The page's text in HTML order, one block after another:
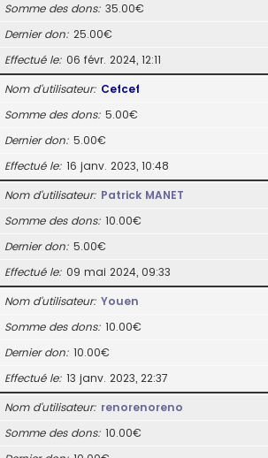
Somme des dons 35.00€
Dernier don 25.00€
Effectué le 06 févr. 2024, 12:11
Nom d’utilisateur Cefcef
Somme des dons 5.00€
Dernier don 5.00€
Effectué le 16 janv. 2023, 10:48
Nom d’utilisateur Patrick MANET
Somme des dons 10.00€
Dernier don 5.00€
Effectué le 09 mai 2024, 09:33
Nom d’utilisateur Youen
Somme des dons 10.00€
Dernier don 10.00€
Effectué le 13 janv. 2023, 22:37
Nom d’utilisateur renorenoreno
Somme des dons 10.00€